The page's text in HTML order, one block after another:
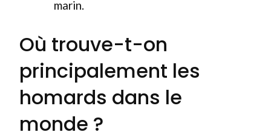
marin.
Où trouve-t-on
principalement les
homards dans le
monde ?